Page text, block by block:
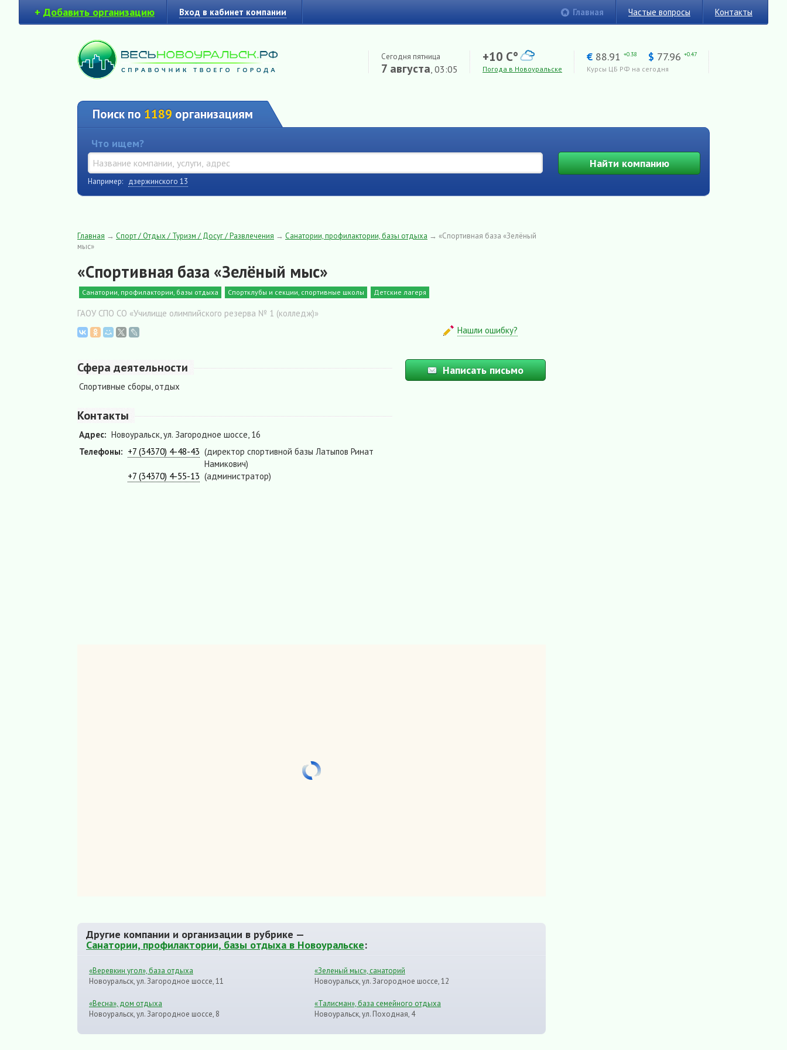
+ Добавить организацию Вход в кабинет компании Главная Частые вопросы Контакты
Сегодня пятница
7 августа, 03:05
+10 C°
Погода в Новоуральске
€ 88.91 +0.38 $ 77.96 +0.47
Курсы ЦБ РФ на сегодня
Поиск по 1189 организациям
Что ищем?
Найтикомпанию
Например: дзержинского 13
Главная → Спорт / Отдых / Туризм / Досуг / Развлечения → Санатории, профилактории, базы отдыха → «Спортивная база «Зелёный
мыс»
«Спортивная база «Зелёный мыс»
Санатории, профилактории, базы отдыха Спортклубы и секции, спортивные школы Детские лагеря
ГАОУ СПО СО «Училище олимпийского резерва № 1 (колледж)»
Нашли ошибку?
Сфера деятельности
Спортивные сборы, отдых
Контакты
Адрес: Новоуральск, ул. Загородное шоссе, 16
Телефоны: +7 (34370) 4-48-43 (директор спортивной базы Латыпов Ринат
Намикович)
+7 (34370) 4-55-13 (администратор)
Написать письмо
Другие компании и организации в рубрике —
Санатории, профилактории, базы отдыха в Новоуральске:
«Веревкин угол», база отдыха
Новоуральск, ул. Загородное шоссе, 11
«Зеленый мыс», санаторий
Новоуральск, ул. Загородное шоссе, 12
«Весна», дом отдыха
Новоуральск, ул. Загородное шоссе, 8
«Талисман», база семейного отдыха
Новоуральск, ул. Походная, 4